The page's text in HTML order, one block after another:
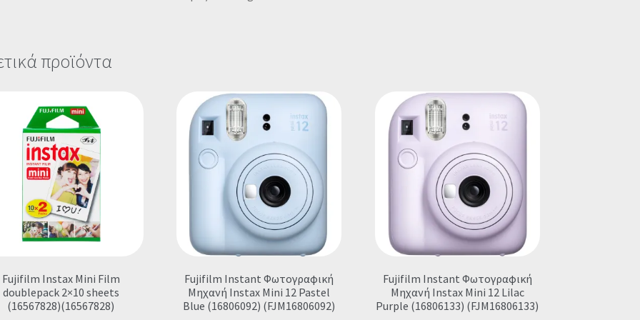
προϊόντα
Fujifilm Instax Mini Film
doublepack 2×10 sheets
(16567828)(16567828)
Fujifilm Instant Φωτογραφική
Μηχανή Instax Mini 12 Pastel
Blue (16806092) (FJM16806092)
Fujifilm Instant Φωτογραφική
Μηχανή Instax Mini 12 Lilac
Purple (16806133) (FJM16806133)